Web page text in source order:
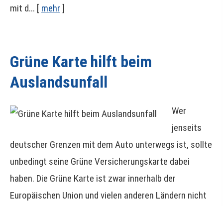
mit d... [ mehr ]
Grüne Karte hilft beim
Auslandsunfall
Wer
jenseits
deutscher Grenzen mit dem Auto unterwegs ist, sollte
unbedingt seine Grüne Versicherungskarte dabei
haben. Die Grüne Karte ist zwar innerhalb der
Europäischen Union und vielen anderen Ländern nicht